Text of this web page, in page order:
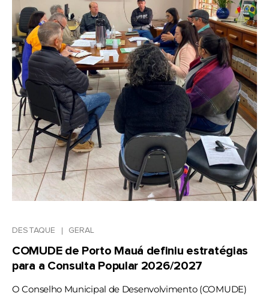
DESTAQUE GERAL
COMUDE de Porto Mauá definiu estratégias
para a Consulta Popular 2026/2027
O Conselho Municipal de Desenvolvimento (COMUDE)